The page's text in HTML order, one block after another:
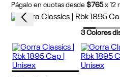
Págalo en cuotas desde $765 x 12
3Colores